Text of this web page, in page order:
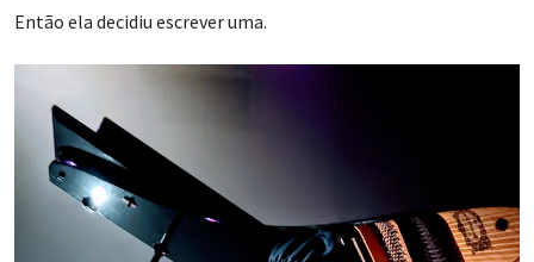
Então ela decidiu escrever uma.